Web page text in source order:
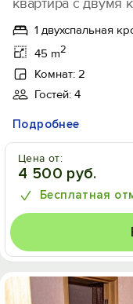
1 двухспальная
45 m2
Комнат: 2
Гостей: 4
Подробнее
Цена от:
4 500 руб.
Бесплатная